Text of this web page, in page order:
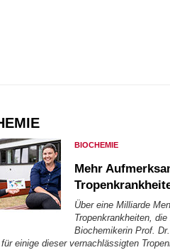
BIOCHEMIE
Mehr
Über eine Milliarde
Tropenkrankheiten,
Biochemikerin Prof.
einige dieser vernachlässigten